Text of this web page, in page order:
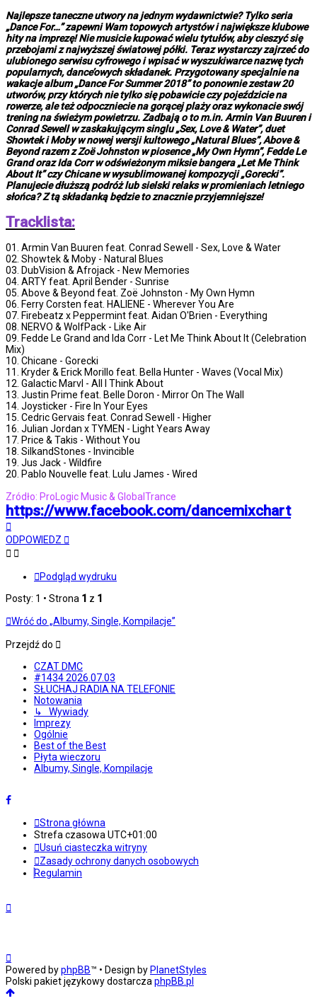
Najlepsze taneczne utwory na jednym wydawnictwie? Tylko seria
„Dance For…” zapewni Wam topowych artystów i największe klubowe
hity na imprezę! Nie musicie kupować wielu tytułów, aby cieszyć się
przebojami z najwyższej światowej półki. Teraz wystarczy zajrzeć do
ulubionego serwisu cyfrowego i wpisać w wyszukiwarce nazwę tych
popularnych, dance’owych składanek. Przygotowany specjalnie na
wakacje album „Dance For Summer 2018” to ponownie zestaw 20
utworów, przy których nie tylko się pobawicie czy pojeździcie na
rowerze, ale też odpoczniecie na gorącej plaży oraz wykonacie swój
trening na świeżym powietrzu. Zadbają o to m.in. Armin Van Buuren i
Conrad Sewell w zaskakującym singlu „Sex, Love & Water”, duet
Showtek i Moby w nowej wersji kultowego „Natural Blues”, Above &
Beyond razem z Zoë Johnston w piosence „My Own Hymn”, Fedde Le
Grand oraz Ida Corr w odświeżonym miksie bangera „Let Me Think
About It” czy Chicane w wysublimowanej kompozycji „Gorecki”.
Planujecie dłuższą podróż lub sielski relaks w promieniach letniego
słońca? Z tą składanką będzie to znacznie przyjemniejsze!
Tracklista:
01. Armin Van Buuren feat. Conrad Sewell - Sex, Love & Water
02. Showtek & Moby - Natural Blues
03. DubVision & Afrojack - New Memories
04. ARTY feat. April Bender - Sunrise
05. Above & Beyond feat. Zoë Johnston - My Own Hymn
06. Ferry Corsten feat. HALIENE - Wherever You Are
07. Firebeatz x Peppermint feat. Aidan O'Brien - Everything
08. NERVO & WolfPack - Like Air
09. Fedde Le Grand and Ida Corr - Let Me Think About It (Celebration
Mix)
10. Chicane - Gorecki
11. Kryder & Erick Morillo feat. Bella Hunter - Waves (Vocal Mix)
12. Galactic Marvl - All I Think About
13. Justin Prime feat. Belle Doron - Mirror On The Wall
14. Joysticker - Fire In Your Eyes
15. Cedric Gervais feat. Conrad Sewell - Higher
16. Julian Jordan x TYMEN - Light Years Away
17. Price & Takis - Without You
18. SilkandStones - Invincible
19. Jus Jack - Wildfire
20. Pablo Nouvelle feat. Lulu James - Wired
Zródło: ProLogic Music & GlobalTrance
https://www.facebook.com/dancemixchart
górę
ODPOWIEDZ
Podgląd wydruku
Posty: 1 • Strona 1 z 1
Wróć do „Albumy, Single, Kompilacje”
Przejdź do
CZAT DMC
#1434 2026.07.03
SŁUCHAJ RADIA NA TELEFONIE
Notowania
↳ Wywiady
Imprezy
Ogólnie
Best of the Best
Płyta wieczoru
Albumy, Single, Kompilacje
Strona główna
Strefa czasowaUTC+01:00
Usuń ciasteczka witryny
Zasady ochrony danych osobowych
Regulamin
Powered byphpBB™ • Design by PlanetStyles
Polski pakiet językowy dostarczaphpBB.pl